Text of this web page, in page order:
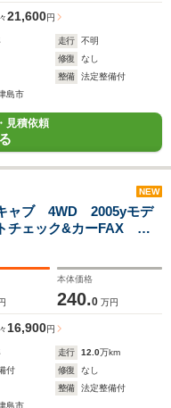
21,600円
走行
不明
修復
なし
整備
法定整備付
島市
見積依頼
NEW
ャブ 4WD 2005yモデ
ェック&カーFAX サ
TVナビ Bluetoothオ
本体価格
240.0 万円
16,900円
走行 12.0万km
付 修復
なし
整備
法定整備付
島市